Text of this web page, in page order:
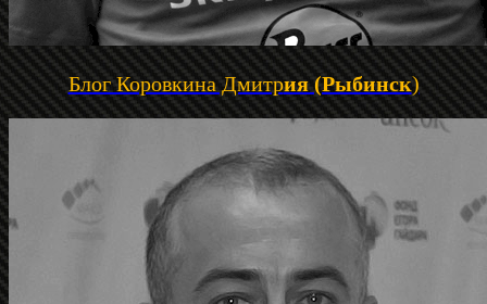
Блог Коровкина Дмитрия (Рыбинск)